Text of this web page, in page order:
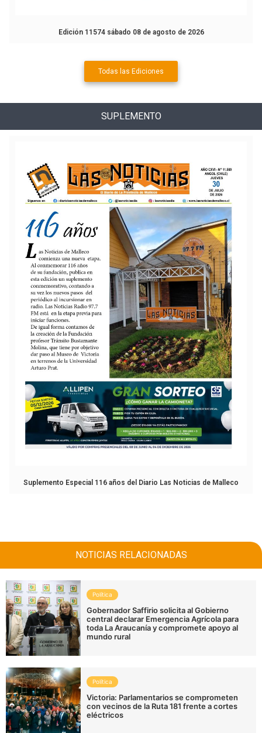
Edición 11574 sábado 08 de agosto de 2026
Todas las Ediciones
SUPLEMENTO
Suplemento Especial 116 años del Diario Las Noticias de Malleco
NOTICIAS RELACIONADAS
Política
Gobernador Saffirio solicita al Gobierno
central declarar Emergencia Agrícola para
toda La Araucanía y compromete apoyo al
mundo rural
Política
Victoria: Parlamentarios se comprometen
con vecinos de la Ruta 181 frente a cortes
eléctricos